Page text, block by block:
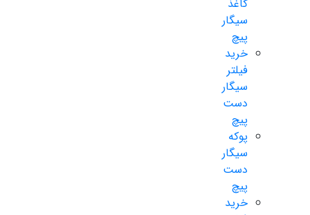
کاغذ
سیگار
پیچ
خرید
فیلتر
سیگار
دست
پیچ
پوکه
سیگار
دست
پیچ
خرید